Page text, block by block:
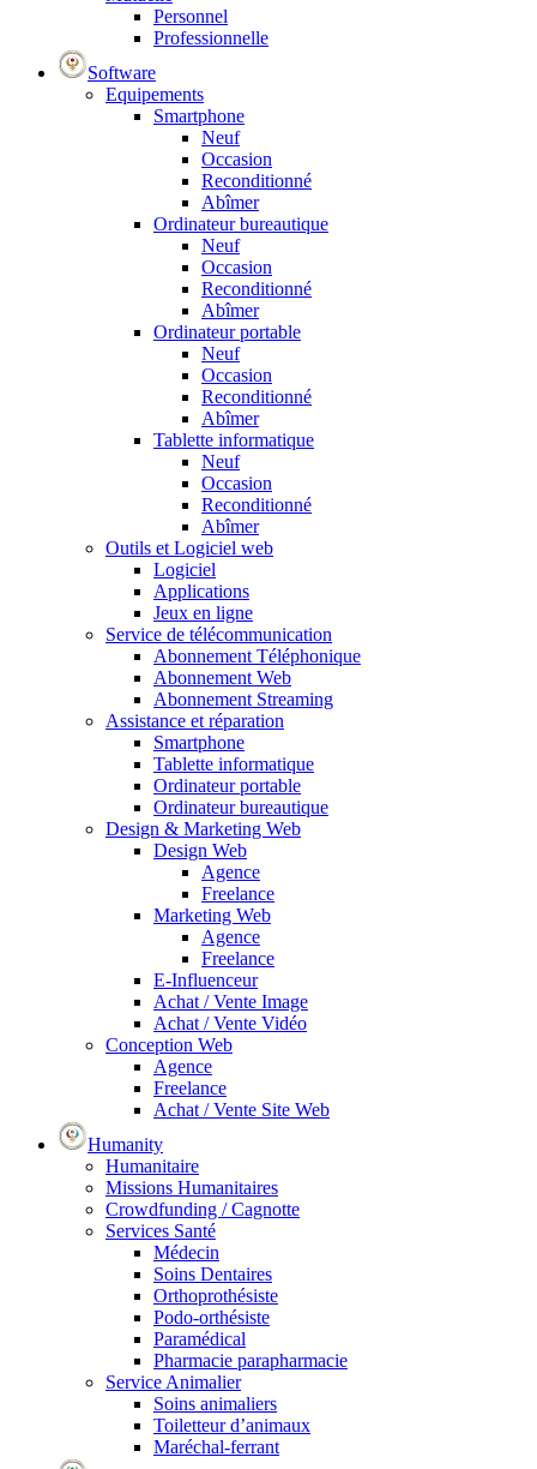
Personnel
Professionnelle
Software
Equipements
Smartphone
Neuf
Occasion
Reconditionné
Abîmer
Ordinateur bureautique
Neuf
Occasion
Reconditionné
Abîmer
Ordinateur portable
Neuf
Occasion
Reconditionné
Abîmer
Tablette informatique
Neuf
Occasion
Reconditionné
Abîmer
Outils et Logiciel web
Logiciel
Applications
Jeux en ligne
Service de télécommunication
Abonnement Téléphonique
Abonnement Web
Abonnement Streaming
Assistance et réparation
Smartphone
Tablette informatique
Ordinateur portable
Ordinateur bureautique
Design & Marketing Web
Design Web
Agence
Freelance
Marketing Web
Agence
Freelance
E-Influenceur
Achat / Vente Image
Achat / Vente Vidéo
Conception Web
Agence
Freelance
Achat / Vente Site Web
Humanity
Humanitaire
Missions Humanitaires
Crowdfunding / Cagnotte
Services Santé
Médecin
Soins Dentaires
Orthoprothésiste
Podo-orthésiste
Paramédical
Pharmacie parapharmacie
Service Animalier
Soins animaliers
Toiletteur d’animaux
Maréchal-ferrant